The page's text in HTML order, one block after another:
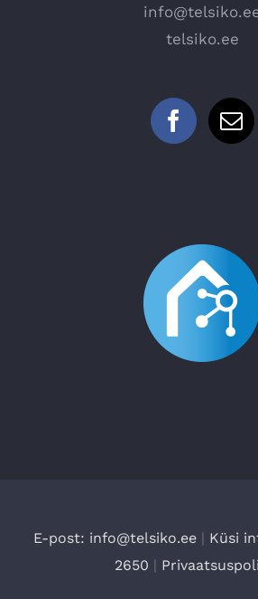
telsiko.ee
E-post: info@telsiko.ee| Küsi
2650 |